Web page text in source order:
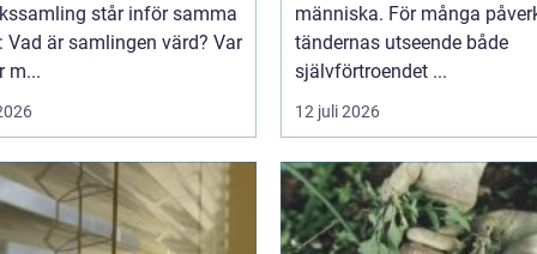
står inför samma
Vad är samlingen värd? Var
m...
människa. För många
tändernas utseende både
självförtroendet ...
12 juli 2026